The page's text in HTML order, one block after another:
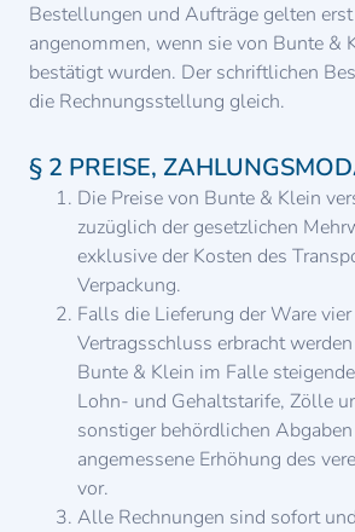
Bestellungen und Aufträge gelten
angenommen, wenn sie von Bunte &
bestätigt wurden. Der schriftlichen
die Rechnungsstellung gleich.
§ 2 PREISE,
Die Preise von Bunte & Klein
zuzüglich der gesetzlichen
exklusive der Kosten des
Verpackung.
Falls die Lieferung der Ware
Vertragsschluss erbracht
Bunte & Klein im Falle
Lohn- und Gehaltstarife, Zölle
sonstiger behördlichen
angemessene Erhöhung des
vor.
Alle Rechnungen sind sofort